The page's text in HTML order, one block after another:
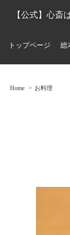
【公式】心斎
トップページ 総
Home お料理